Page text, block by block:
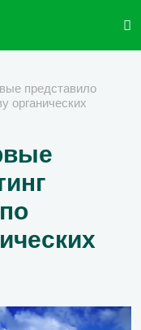
представило
органических